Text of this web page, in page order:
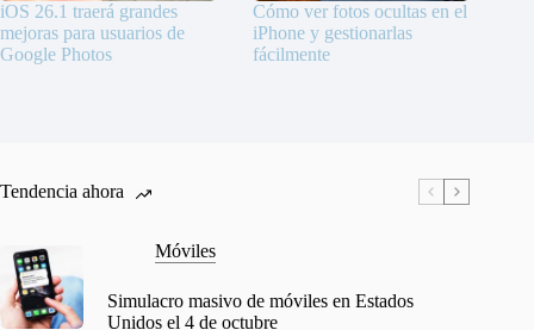
iOS 26.1 traerá grandes
mejoras para usuarios de
Google Photos
Cómo ver fotos ocultas en el
iPhone y gestionarlas
fácilmente
Tendencia ahora
Móviles
Simulacro masivo de móviles en Estados
Unidos el 4 de octubre